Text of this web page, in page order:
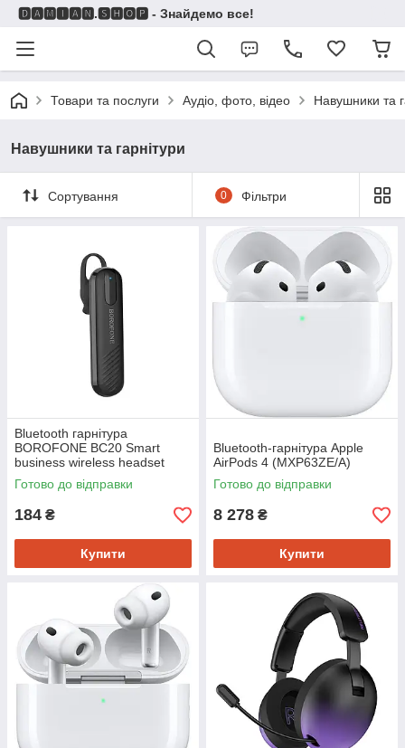
🅳🅰🅼🅸🅰🅽.🆂🅷🅾🅿 - Знайдемо все!
Товари та послуги Аудіо, фото, відео Навушники та
Навушники та гарнітури
Сортування 0 Фільтри
Bluetooth гарнітура
BOROFONE BC20 Smart
business wireless headset
Black
Готово до відправки
184 ₴
Купити
Bluetooth-гарнiтура Apple
AirPods 4 (MXP63ZE/A)
Готово до відправки
8 278 ₴
Купити